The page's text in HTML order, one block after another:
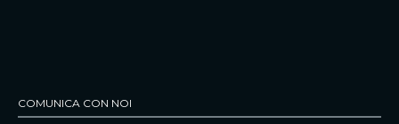
COMUNICA CON NOI